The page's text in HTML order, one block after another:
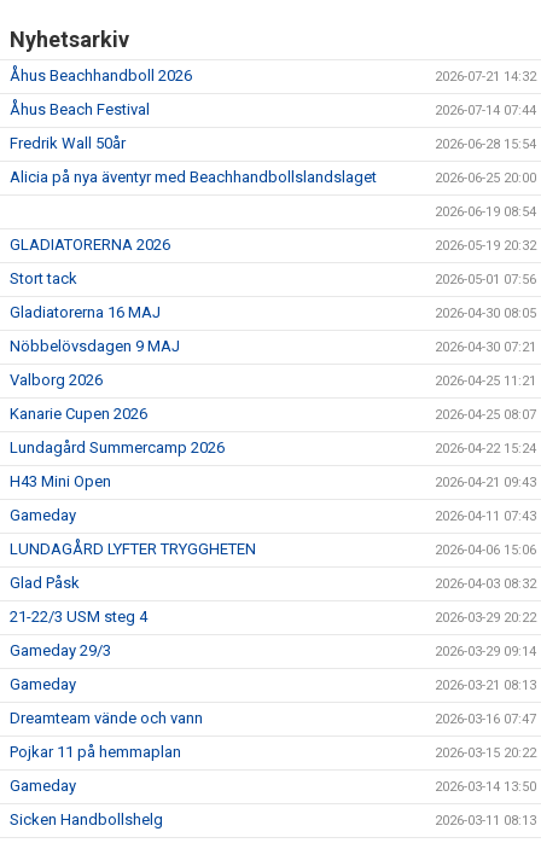
Nyhetsarkiv
Åhus Beachhandboll 2026 2026-07-21 14:32
Åhus Beach Festival 2026-07-14 07:44
Fredrik Wall 50år 2026-06-28 15:54
Alicia på nya äventyr med Beachhandbollslandslaget 2026-06-25 20:00
2026-06-19 08:54
GLADIATORERNA 2026 2026-05-19 20:32
Stort tack 2026-05-01 07:56
Gladiatorerna 16 MAJ 2026-04-30 08:05
Nöbbelövsdagen 9 MAJ 2026-04-30 07:21
Valborg 2026 2026-04-25 11:21
Kanarie Cupen 2026 2026-04-25 08:07
Lundagård Summercamp 2026 2026-04-22 15:24
H43 Mini Open 2026-04-21 09:43
Gameday 2026-04-11 07:43
LUNDAGÅRD LYFTER TRYGGHETEN 2026-04-06 15:06
Glad Påsk 2026-04-03 08:32
21-22/3 USM steg 4 2026-03-29 20:22
Gameday 29/3 2026-03-29 09:14
Gameday 2026-03-21 08:13
Dreamteam vände och vann 2026-03-16 07:47
Pojkar 11 på hemmaplan 2026-03-15 20:22
Gameday 2026-03-14 13:50
Sicken Handbollshelg 2026-03-11 08:13